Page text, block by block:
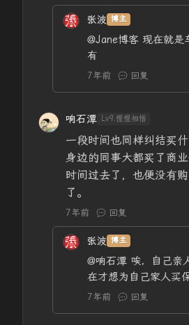
张波 博主
@Jane博客 现在就是
有
7年前 回复
响石潭 Lv9.惺惺相惜
一段时间也同样纠结买
身边的同事大都买了商业
时间过去了，也便没有
了。
7年前 回复
张波 博主
@响石潭 唉，自己亲
在才想为自己家人买
7年前 回复